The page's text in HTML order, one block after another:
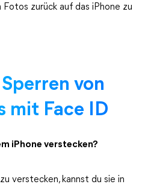
zurück auf das iPhone zu
von
mit Face ID
iPhone verstecken?
verstecken, kannst du sie in